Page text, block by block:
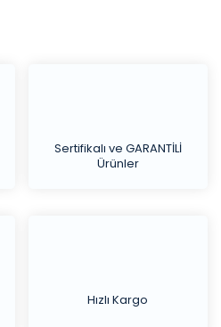
Sertifikalı ve GARANTİLİ
Ürünler
Hızlı Kargo